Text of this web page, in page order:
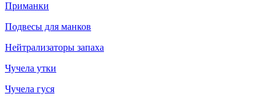
Приманки
Подвесы для манков
Нейтрализаторы запаха
Чучела утки
Чучела гуся